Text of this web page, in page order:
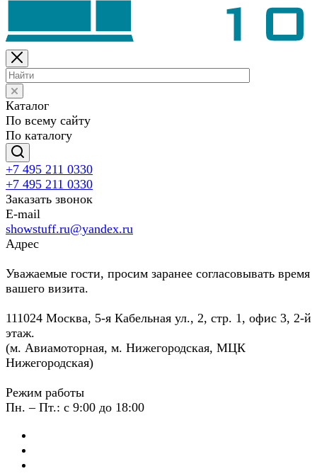
Каталог
По всему сайту
По каталогу
+7 495 211 0330
+7 495 211 0330
Заказать звонок
E-mail
showstuff.ru@yandex.ru
Адрес
Уважаемые гости, просим заранее согласовывать время
вашего визита.
111024 Москва, 5-я Кабельная ул., 2, стр. 1, офис 3, 2-й
этаж.
(м. Авиамоторная, м. Нижегородская, МЦК
Нижегородская)
Режим работы
Пн. – Пт.: с 9:00 до 18:00